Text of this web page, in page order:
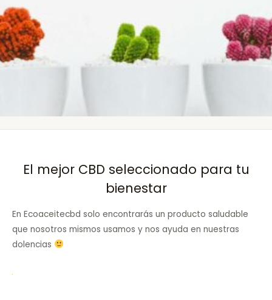
El mejor CBD seleccionado para tu
bienestar
En Ecoaceitecbd solo encontrarás un producto saludable
que nosotros mismos usamos y nos ayuda en nuestras
dolencias